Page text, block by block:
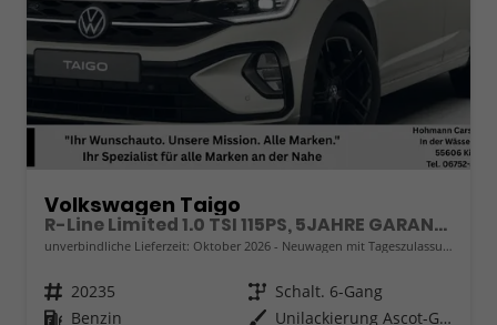
Volkswagen Taigo
R-Line Limited 1.0 TSI 115PS, 5JAHRE GARANTIE, 18" Alu, CLIMATRONIC, SITZHEIZUNG, ASCOT-GRAU/DACH SCHWARZ, LED-MATRIX-Scheinwerfer IQ LIGHT, Keyless, Sicht-Paket, Rückfahrkamera, Parksensoren vo/hi, Abgedunkelte Scheiben, Radio Ready2Discover/App-Connect, Sportsitze
unverbindliche Lieferzeit: Oktober 2026 Neuwagen mit Tageszulassung
Fahrzeugnr. 20235 Getriebe Schalt. 6-Gang
Kraftstoff Benzin Außenfarbe Unilackierung Ascot-Grau